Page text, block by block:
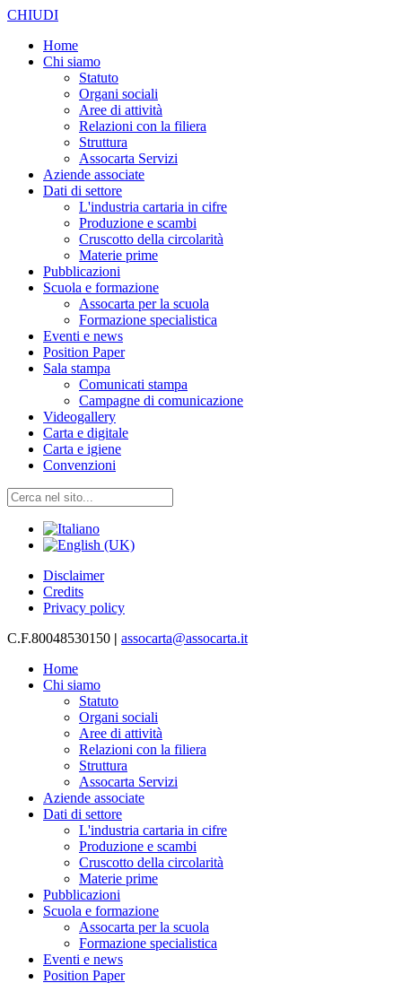
CHIUDI
Home
Chi siamo
Statuto
Organi sociali
Aree di attività
Relazioni con la filiera
Struttura
Assocarta Servizi
Aziende associate
Dati di settore
L'industria cartaria in cifre
Produzione e scambi
Cruscotto della circolarità
Materie prime
Pubblicazioni
Scuola e formazione
Assocarta per la scuola
Formazione specialistica
Eventi e news
Position Paper
Sala stampa
Comunicati stampa
Campagne di comunicazione
Videogallery
Carta e digitale
Carta e igiene
Convenzioni
Disclaimer
Credits
Privacy policy
C.F.80048530150 | assocarta@assocarta.it
Home
Chi siamo
Statuto
Organi sociali
Aree di attività
Relazioni con la filiera
Struttura
Assocarta Servizi
Aziende associate
Dati di settore
L'industria cartaria in cifre
Produzione e scambi
Cruscotto della circolarità
Materie prime
Pubblicazioni
Scuola e formazione
Assocarta per la scuola
Formazione specialistica
Eventi e news
Position Paper